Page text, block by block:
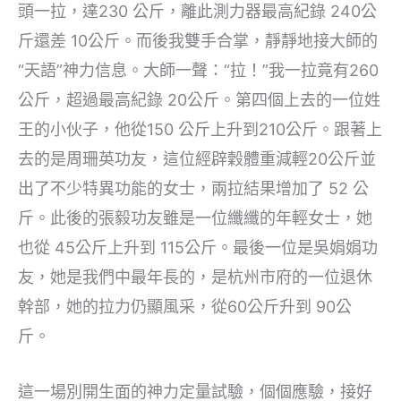
頭一拉，達230 公斤，離此測力器最高紀錄 240公
斤還差 10公斤。而後我雙手合掌，靜靜地接大師的
“天語”神力信息。大師一聲：“拉！”我一拉竟有260
公斤，超過最高紀錄 20公斤。第四個上去的一位姓
王的小伙子，他從150 公斤上升到210公斤。跟著上
去的是周珊英功友，這位經辟穀體重減輕20公斤並
出了不少特異功能的女士，兩拉結果增加了 52 公
斤。此後的張毅功友雖是一位纖纖的年輕女士，她
也從 45公斤上升到 115公斤。最後一位是吳娟娟功
友，她是我們中最年長的，是杭州市府的一位退休
幹部，她的拉力仍顯風采，從60公斤升到 90公
斤。
這一場別開生面的神力定量試驗，個個應驗，接好